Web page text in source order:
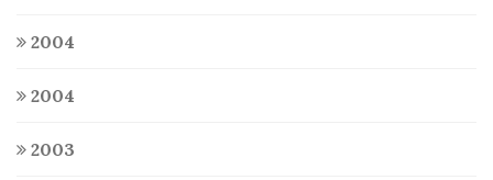
2004
2004
2003